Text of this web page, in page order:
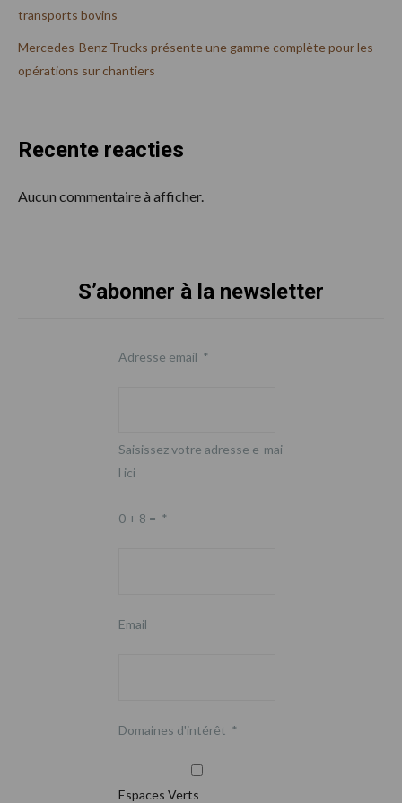
transports bovins
Mercedes-Benz Trucks présente une gamme complète pour les
opérations sur chantiers
Recente reacties
Aucun commentaire à afficher.
S’abonner à la newsletter
Adresse email *
Saisissez votre adresse e-mai
l ici
0 + 8 = *
Email
Domaines d'intérêt *
Espaces Verts